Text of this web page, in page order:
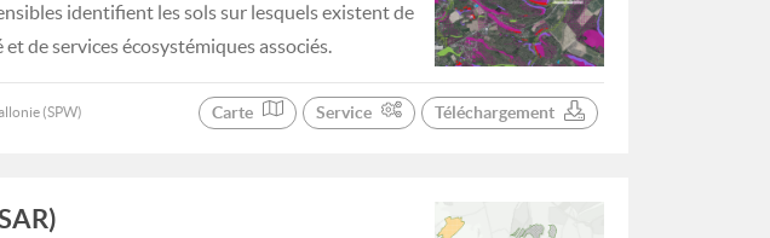
identifient les sols sur lesquels existent de
de services écosystémiques associés.
(SPW) Carte Service Téléchargement